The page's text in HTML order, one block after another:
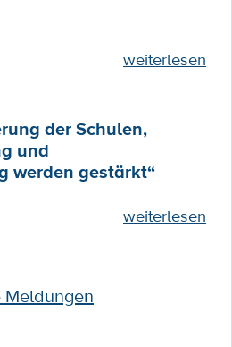
weiterlesen
der Schulen,
und
werden gestärkt“
weiterlesen
Meldungen